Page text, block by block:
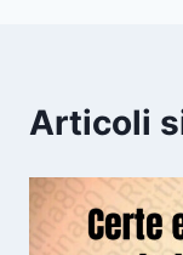
Articoli